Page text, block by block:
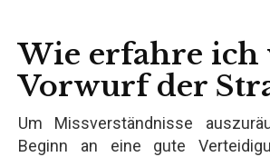
Wie erfahre ich
Vorwurf der
Um Missverständnisse
Beginn an eine gute